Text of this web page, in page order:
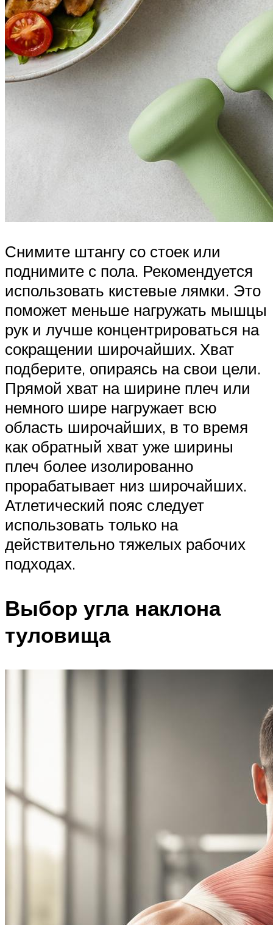
Снимите штангу со стоек или
поднимите с пола. Рекомендуется
использовать кистевые лямки. Это
поможет меньше нагружать мышцы
рук и лучше концентрироваться на
сокращении широчайших. Хват
подберите, опираясь на свои цели.
Прямой хват на ширине плеч или
немного шире нагружает всю
область широчайших, в то время
как обратный хват уже ширины
плеч более изолированно
прорабатывает низ широчайших.
Атлетический пояс следует
использовать только на
действительно тяжелых рабочих
подходах.
Выбор угла наклона
туловища